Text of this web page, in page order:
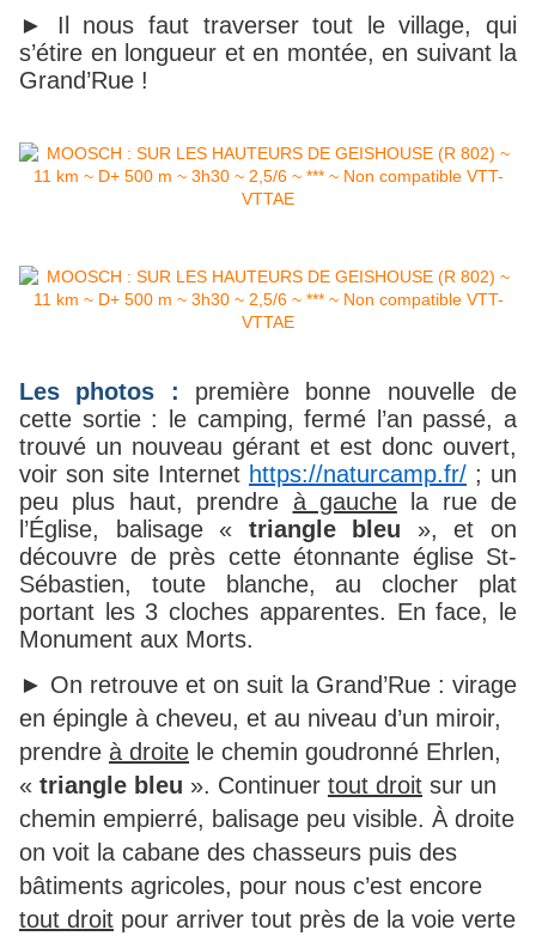
► Il nous faut traverser tout le village, qui
s’étire en longueur et en montée, en suivant la
Grand’Rue !
Les photos : première bonne nouvelle de
cette sortie : le camping, fermé l’an passé, a
trouvé un nouveau gérant et est donc ouvert,
voir son site Internet https://naturcamp.fr/ ; un
peu plus haut, prendre à gauchela rue de
l’Église, balisage « triangle bleu », et on
découvre de près cette étonnante église St-
Sébastien, toute blanche, auclocher plat
portant les 3 cloches apparentes. En face, le
Monument aux Morts.
► On retrouve et on suit la Grand’Rue : virage
en épingle à cheveu, et au niveau d’un miroir,
prendre à droite le chemin goudronné Ehrlen,
« triangle bleu ». Continuer tout droit sur un
chemin empierré, balisage peu visible. À droite
on voit la cabane des chasseurs puis des
bâtiments agricoles, pour nous c’est encore
tout droit pour arriver tout près de la voie verte